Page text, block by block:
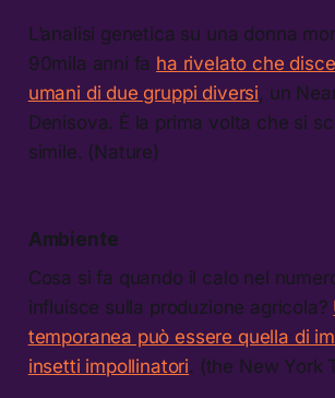
L’analisi genetica su una donna
90mila anni fa ha rivelato che
umani di due gruppi diversi, un
Denisova. È la prima volta che si
simile. (Nature)
Ambiente
Cosa si fa quando il calo nel
influisce sulla produzione agricola?
temporanea può essere quella di
insetti impollinatori. (the New York